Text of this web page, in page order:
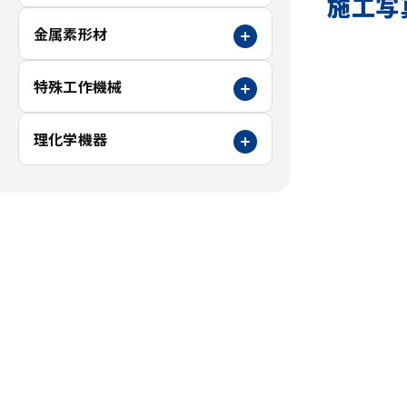
金属素形材
特殊工作機械
理化学機器